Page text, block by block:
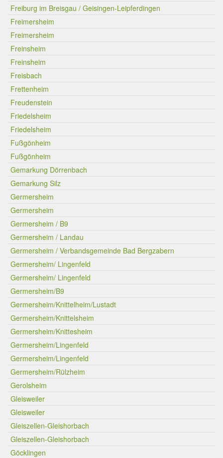
Freiburg im Breisgau / Geisingen-Leipferdingen
Freimersheim
Freimersheim
Freinsheim
Freinsheim
Freisbach
Frettenheim
Freudenstein
Friedelsheim
Friedelsheim
Fußgönheim
Fußgönheim
Gemarkung Dörrenbach
Gemarkung Silz
Germersheim
Germersheim
Germersheim / B9
Germersheim / Landau
Germersheim / Verbandsgemeinde Bad Bergzabern
Germersheim/ Lingenfeld
Germersheim/ Lingenfeld
Germersheim/B9
Germersheim/Knittelheim/Lustadt
Germersheim/Knittelsheim
Germersheim/Knittesheim
Germersheim/Lingenfeld
Germersheim/Lingenfeld
Germersheim/Rülzheim
Gerolsheim
Gleisweiler
Gleisweiler
Gleiszellen-Gleishorbach
Gleiszellen-Gleishorbach
Göcklingen